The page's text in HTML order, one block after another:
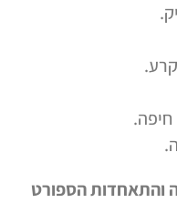
חיפה.
והתאחדות הספורט